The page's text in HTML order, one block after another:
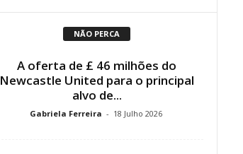
NÃO PERCA
A oferta de £ 46 milhões do
Newcastle United para o principal
alvo de...
Gabriela Ferreira - 18 Julho 2026